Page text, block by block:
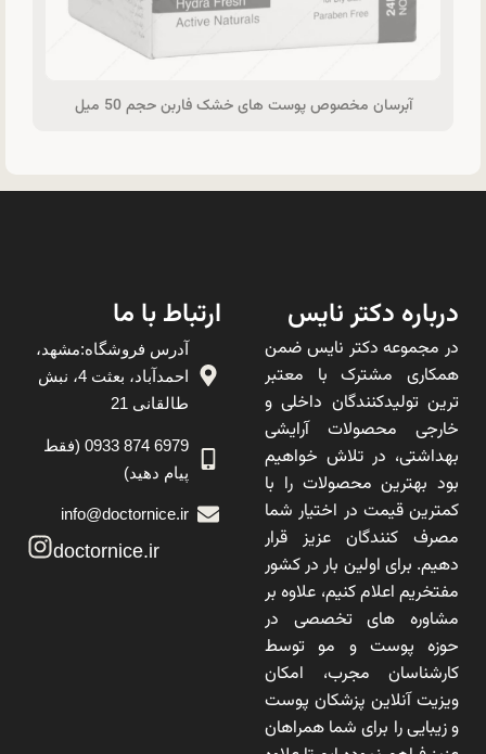
آبرسان مخصوص پوست های خشک فاربن حجم 50 میل
درباره دکتر نایس
در مجموعه دکتر نایس ضمن
همکاری مشترک با معتبر
ترین تولیدکنندگان داخلی و
خارجی محصولات آرایشی
بهداشتی، در تلاش خواهیم
بود بهترین محصولات را با
کمترین قیمت در اختیار شما
مصرف کنندگان عزیز قرار
دهیم. برای اولین بار در کشور
مفتخریم اعلام کنیم، علاوه بر
مشاوره های تخصصی در
حوزه پوست و مو توسط
کارشناسان مجرب، امکان
ویزیت آنلاین پزشکان پوست
و زیبایی را برای شما همراهان
ارتباط با ما
آدرس فروشگاه:مشهد،
احمدآباد، بعثت 4، نبش
طالقانی 21
6979 874 0933 (فقط
پیام دهید)
info@doctornice.ir
doctornice.ir